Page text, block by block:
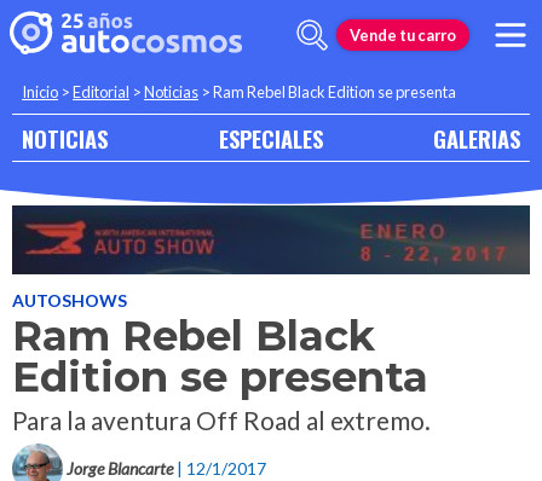
Vende tu carro
Inicio >Editorial >Noticias >Ram Rebel Black Edition se presenta
NOTICIAS ESPECIALES GALERIAS
AUTOSHOWS
Ram Rebel Black
Edition se presenta
Para la aventura Off Road al extremo.
Jorge Blancarte | 12/1/2017